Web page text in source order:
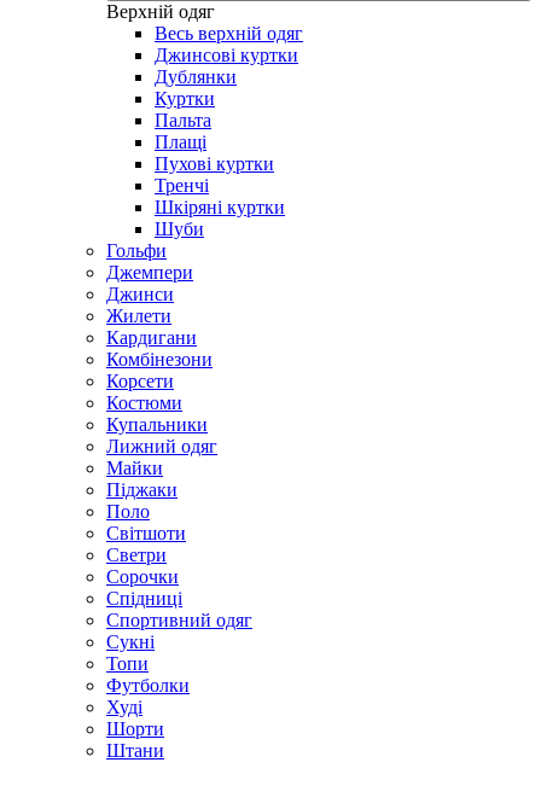
Верхній одяг
Весь верхній одяг
Джинсові куртки
Дублянки
Куртки
Пальта
Плащі
Пухові куртки
Тренчі
Шкіряні куртки
Шуби
Гольфи
Джемпери
Джинси
Жилети
Кардигани
Комбінезони
Корсети
Костюми
Купальники
Лижний одяг
Майки
Піджаки
Поло
Світшоти
Светри
Сорочки
Спідниці
Спортивний одяг
Сукні
Топи
Футболки
Худі
Шорти
Штани